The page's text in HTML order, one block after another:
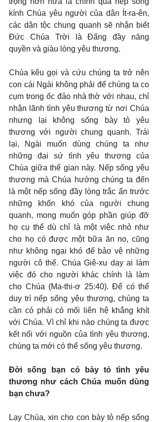
kính Chúa yêu người của dân Ít-ra-ên,
các dân tộc chung quanh sẽ nhận biết
Đức Chúa Trời là Đấng đầy năng
quyền và giàu lòng yêu thương.
Chúa kêu gọi và cứu chúng ta trở nên
con cái Ngài không phải để chúng ta co
cụm trong ốc đảo nhà thờ với nhau, chỉ
nhận lãnh tình yêu thương từ nơi Chúa
nhưng lại không sống bày tỏ yêu
thương với người chung quanh. Trái
lại, Ngài muốn dùng chúng ta như
những đại sứ tình yêu thương của
Chúa giữa thế gian này. Nếp sống yêu
thương mà Chúa hướng chúng ta đến
là một nếp sống đầy lòng trắc ẩn trước
những khốn khó của người chung
quanh, mong muốn góp phần giúp đỡ
họ cụ thể dù chỉ là một việc nhỏ như
cho họ có được một bữa ăn no, cũng
như không ngại khó để bảo vệ những
người cô thế. Chúa Giê-xu dạy ai làm
việc đó cho người khác chính là làm
cho Chúa (Ma-thi-ơ 25:40). Để có thể
duy trì nếp sống yêu thương, chúng ta
cần có phải có mối liên hệ khắng khít
với Chúa. Vì chỉ khi nào chúng ta được
kết nối với nguồn của tình yêu thương,
chúng ta mới có thể sống yêu thương.
Đời sống bạn có bày tỏ tình yêu
thương như cách Chúa muốn dùng
bạn chưa?
Lạy Chúa, xin cho con bày tỏ nếp sống